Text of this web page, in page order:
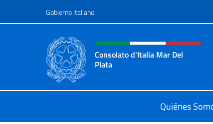
Gobierno italiano
Encabezado del sitio
Consolato d'Italia Mar Del
Plata
Quiénes